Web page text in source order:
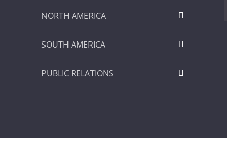
NORTH AMERICA
SOUTH AMERICA
PUBLIC RELATIONS